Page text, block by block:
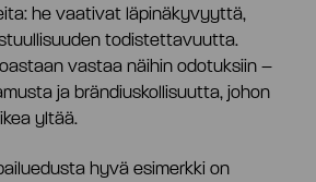
ja johtoryhmä
he vaativat läpinäkyvyyttä,
todistettavuutta.
vastaa näihin odotuksiin –
ja brändiuskollisuutta, johon
yltää.
hyvä esimerkki on